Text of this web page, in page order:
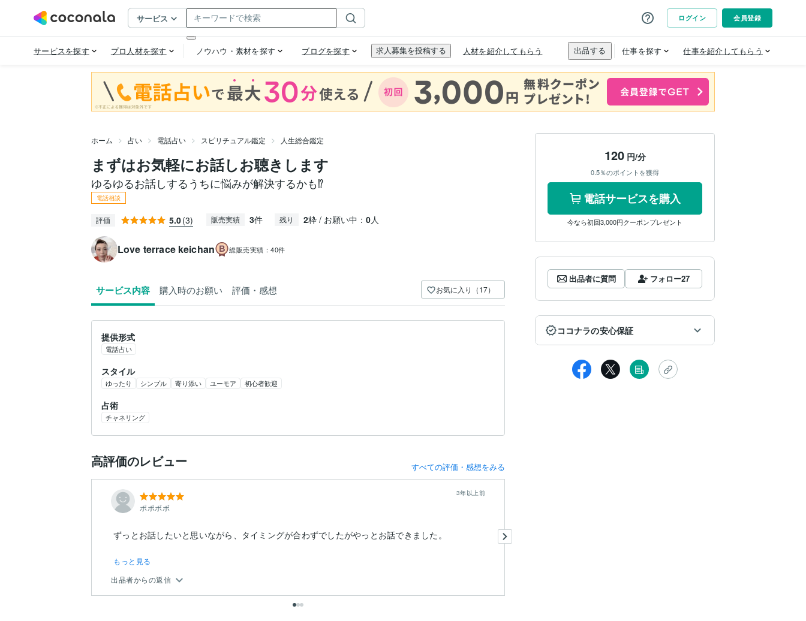
ホーム 占い 電話占い スピリチュアル鑑定 人生総合鑑定
まずはお気軽にお話しお聴きします
ゆるゆるお話しするうちに悩みが解決するかも⁉︎
電話相談
評価 5.0(3) 販売実績 3件 残り 2枠 / お願い中： 0人
Love terrace keichan 総販売実績： 40件
サービス内容 購入時のお願い 評価・感想 お気に入り（17）
提供形式
電話占い
スタイル
ゆったり シンプル 寄り添い ユーモア 初心者歓迎
占術
チャネリング
高評価のレビュー すべての評価・感想をみる
ポポボボ
3年以上前
もっと見る
出品者からの返信
120円/分
0.5％のポイントを獲得
電話サービスを購入
今なら初回3,000円クーポンプレゼント
出品者に質問 フォロー27
ココナラの安心保証